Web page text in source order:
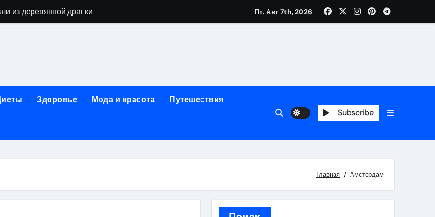
из деревянной дранки
аппаратов для электроэпиляции
направления медицинского центра
Стрешневе
Пт. Авг 7th, 2026
Здоровье Мода и красота Путешествия
Subscribe
Главная Амстердам